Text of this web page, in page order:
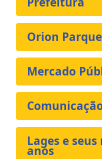
Orion Parque
Mercado
Lages e
anos